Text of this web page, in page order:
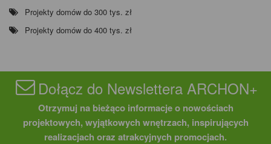
Projekty domów do 300 tys. zł
Projekty domów do 400 tys. zł
Dołącz do Newslettera ARCHON+
Otrzymuj na bieżąco informacje o nowościach
projektowych, wyjątkowych wnętrzach, inspirujących
realizacjach oraz atrakcyjnych promocjach.